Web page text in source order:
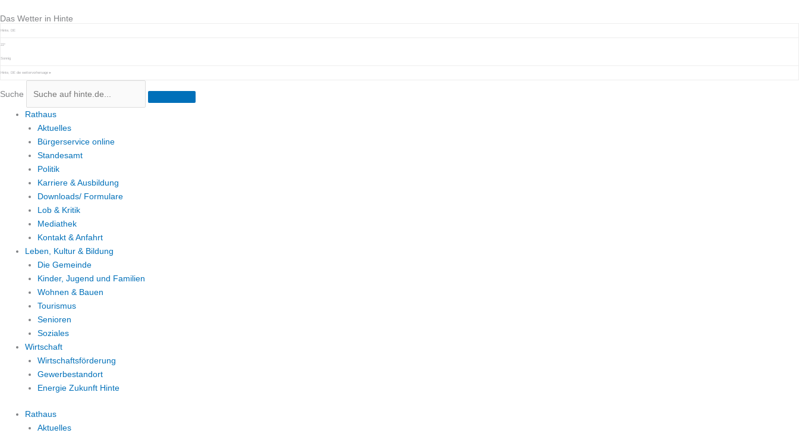
Inhalt
springen
Das Wetter in Hinte
Hinte, DE
22°
Sonnig
Hinte, DE die wettervorhersage ▸
Suche
Rathaus
Aktuelles
Bürgerservice online
Standesamt
Politik
Karriere & Ausbildung
Downloads/ Formulare
Lob & Kritik
Mediathek
Kontakt & Anfahrt
Leben, Kultur & Bildung
Die Gemeinde
Kinder, Jugend und Familien
Wohnen & Bauen
Tourismus
Senioren
Soziales
Wirtschaft
Wirtschaftsförderung
Gewerbestandort
Energie Zukunft Hinte
Rathaus
Aktuelles